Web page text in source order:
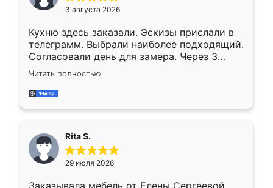
3 августа 2026
Кухню здесь заказали. Эскизы прислали в
телеграмм. Выбрали наиболее подходящий.
Согласовали день для замера. Через 3
недели кухня была уже готова. Остались
довольны работой. Спасибо Ренессанс
мебель за качественную работу!
Читать полностью
Rita S.
29 июля 2026
Заказывала мебель от Елены Сергеевой